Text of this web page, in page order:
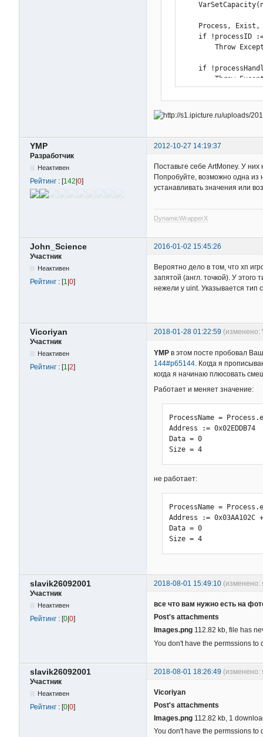
Process,
if !processID
Throw
if
Throw
if
Throw
Throw
if
Throw
{
Process,
if !processID
if
Throw
if !result :=
Throw
if
    return result
}
YMP
2012-10-27 14:19:37
Разработчик
Неактивен
Рейтинг : [142 0]
Поставьте себе ArtMoney. У
Попробуйте, возможно одна из
устанавливать значения или
DynamicWrapperX
John_Science
2016-01-02 15:45:26
Участник
Неактивен
Рейтинг : [1 0]
Вероятно дело в том, что хп
запятой (англ. точкой). У этого
нежели у uint. Указывается
Vicoriyan 2018-01-28 01:22:59 (изменено:
Участник
Неактивен
Рейтинг : [1 2]
YMP в этом посте пробовал
144#p65144 . Когда я
когда я начинаю плюсовать
Работает и меняет значение:
ProcessName =
Address := 0x02EDDB74
Data = 0
Size = 4
не работает:
ProcessName =
Address := 0x03AA102C
Data = 0
Size = 4
slavik26092001 2018-08-01 15:49:10 (изменено:
Участник
Неактивен
Рейтинг : [0|0]
все что вам нужно есть на
Post's attachments
Images.png 112.82 kb, file has
You don't have the permssions to
slavik26092001 2018-08-01 18:26:49 (изменено:
Участник
Неактивен
Рейтинг : [0|0]
Vicoriyan
Post's attachments
Images.png 112.82 kb, 1
You don't have the permssions to